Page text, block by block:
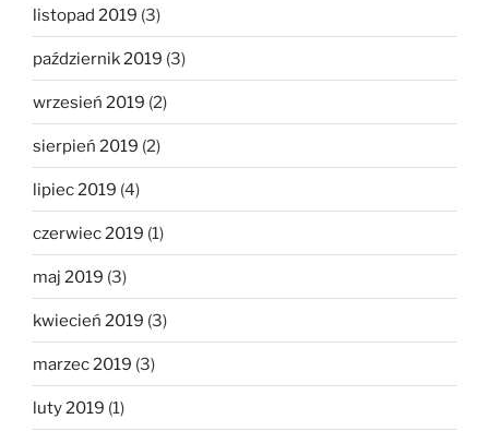
listopad 2019 (3)
październik 2019 (3)
wrzesień 2019 (2)
sierpień 2019 (2)
lipiec 2019 (4)
czerwiec 2019 (1)
maj 2019 (3)
kwiecień 2019 (3)
marzec 2019 (3)
luty 2019 (1)